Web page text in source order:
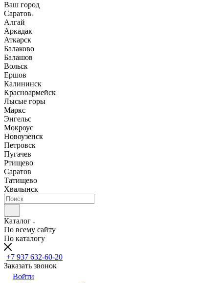
Ваш город
Саратов
Алгай
Аркадак
Аткарск
Балаково
Балашов
Вольск
Ершов
Калининск
Красноармейск
Лысые горы
Маркс
Энгельс
Мокроус
Новоузенск
Петровск
Пугачев
Ртищево
Саратов
Татищево
Хвалынск
Каталог
По всему сайту
По каталогу
+7 937 632-60-20
Заказать звонок
Войти